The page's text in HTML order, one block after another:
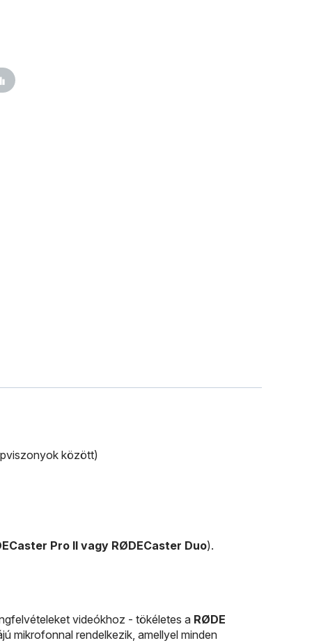
között)
Pro II vagy RØDECaster Duo).
videókhoz - tökéletes a RØDE
mikrofonnal rendelkezik, amellyel minden